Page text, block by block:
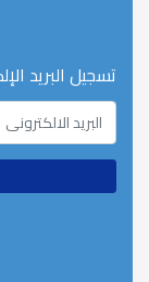
تسجيل البريد